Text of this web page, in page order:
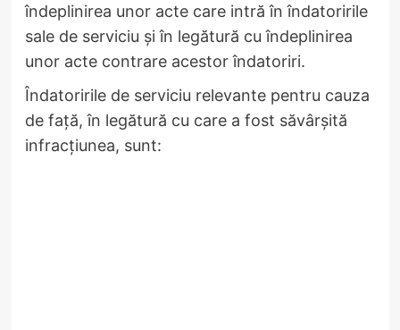
îndeplinirea unor acte care intră în îndatoririle
sale de serviciu și în legătură cu îndeplinirea
unor acte contrare acestor îndatoriri.
Îndatoririle de serviciu relevante pentru cauza
de față, în legătură cu care a fost săvârșită
infracțiunea, sunt: